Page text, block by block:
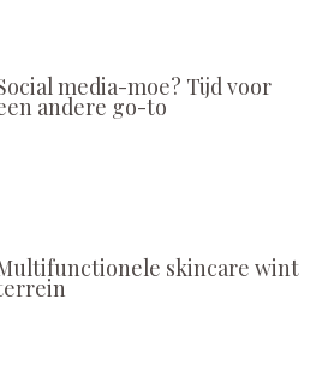
media-moe? Tijd voor
andere go-to
skincare wint